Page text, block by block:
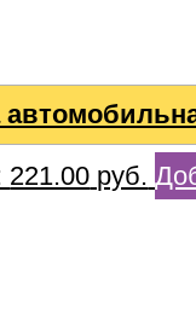
221.00 руб.